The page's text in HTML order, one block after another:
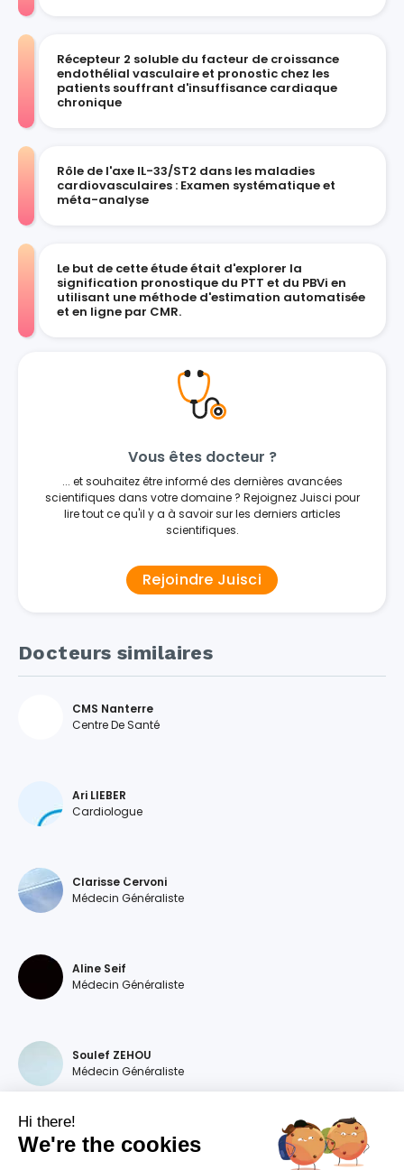
Récepteur 2 soluble du facteur de croissance
endothélial vasculaire et pronostic chez les
patients souffrant d'insuffisance cardiaque
chronique
Rôle de l'axe IL-33/ST2 dans les maladies
cardiovasculaires : Examen systématique et
méta-analyse
Le but de cette étude était d'explorer la
signification pronostique du PTT et du PBVi en
utilisant une méthode d'estimation automatisée
et en ligne par CMR.
Vous êtes docteur ?
... et souhaitez être informé des dernières avancées
scientifiques dans votre domaine ? Rejoignez Juisci pour
lire tout ce qu'il y a à savoir sur les derniers articles
scientifiques.
Rejoindre Juisci
Docteurs similaires
CMS Nanterre
Centre De Santé
Ari LIEBER
Cardiologue
Clarisse Cervoni
Médecin Généraliste
Aline Seif
Médecin Généraliste
Soulef ZEHOU
Médecin Généraliste
Magdalena DEVILLERS
Hi there!
We're the cookies